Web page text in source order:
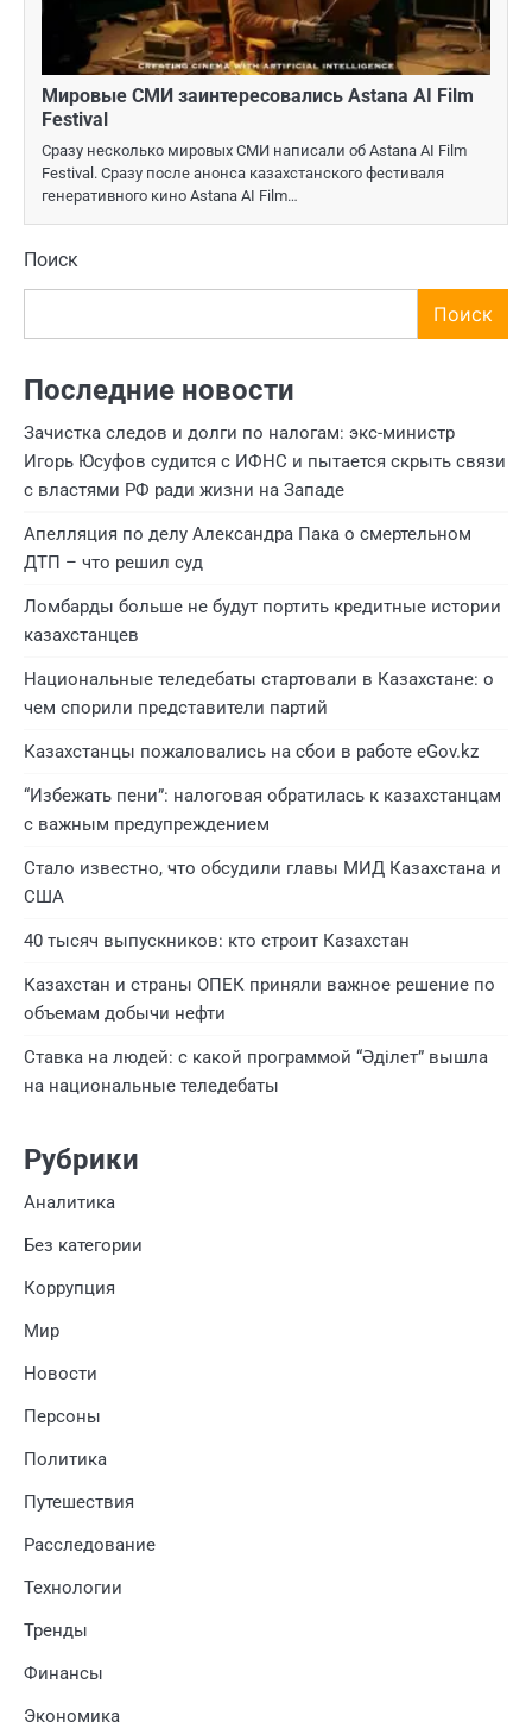
Мировые СМИ заинтересовались Astana AI Film
Festival
Сразу несколько мировых СМИ написали об Astana AI Film
Festival. Сразу после анонса казахстанского фестиваля
генеративного кино Astana AI Film…
Поиск
Поиск
Последние новости
Зачистка следов и долги по налогам: экс-министр
Игорь Юсуфов судится с ИФНС и пытается скрыть связи
с властями РФ ради жизни на Западе
Апелляция по делу Александра Пака о смертельном
ДТП – что решил суд
Ломбарды больше не будут портить кредитные истории
казахстанцев
Национальные теледебаты стартовали в Казахстане: о
чем спорили представители партий
Казахстанцы пожаловались на сбои в работе eGov.kz
“Избежать пени”: налоговая обратилась к казахстанцам
с важным предупреждением
Стало известно, что обсудили главы МИД Казахстана и
США
40 тысяч выпускников: кто строит Казахстан
Казахстан и страны ОПЕК приняли важное решение по
объемам добычи нефти
Ставка на людей: с какой программой “Әділет” вышла
на национальные теледебаты
Рубрики
Аналитика
Без категории
Коррупция
Мир
Новости
Персоны
Политика
Путешествия
Расследование
Технологии
Тренды
Финансы
Экономика